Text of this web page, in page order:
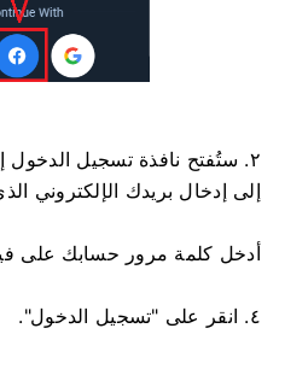
٢. ستُفتح نافذة تسجيل
إلى إدخال بريدك الإلكتروني
أدخل كلمة مرور حسابك على
٤. انقر على "تسجيل الدخول".